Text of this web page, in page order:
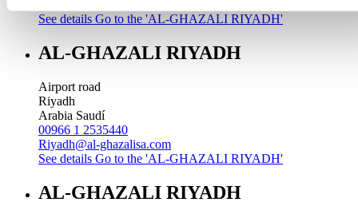
See details Go to the 'AL-GHAZALI RIYADH'
AL-GHAZALI RIYADH
Airport road
Riyadh
Arabia Saudí
00966 1 2535440
Riyadh@al-ghazalisa.com
See details Go to the 'AL-GHAZALI RIYADH'
AL-GHAZALI RIYADH